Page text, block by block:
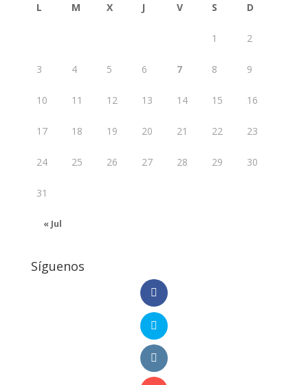
L M X J V S D
« Jul
1 2
3 4 5 6 7 8 9
10 11 12 13 14 15 16
17 18 19 20 21 22 23
24 25 26 27 28 29 30
31
Síguenos